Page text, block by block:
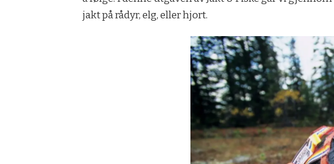
jakt på rådyr, elg, eller hjort.